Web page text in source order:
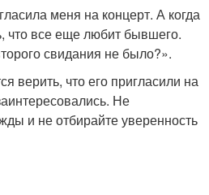
меня на концерт. А когда
что все еще любит бывшего.
свидания не было?».
верить, что его пригласили на
Не
и не отбирайте уверенность